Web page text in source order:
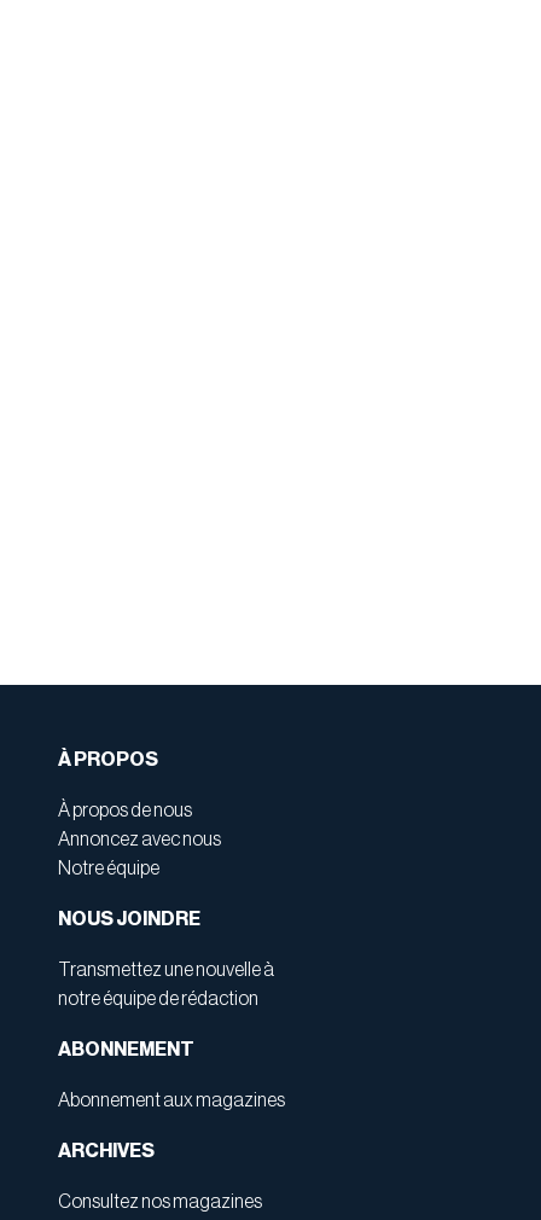
À PROPOS
À propos de nous
Annoncez avec nous
Notre équipe
NOUS JOINDRE
Transmettez une nouvelle à
notre équipe de rédaction
ABONNEMENT
Abonnement aux magazines
ARCHIVES
Consultez nos magazines